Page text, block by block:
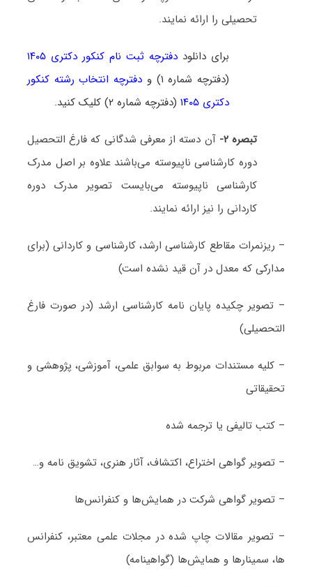
تحصیلی را ارائه نمایند.
برای دانلود دفترچه ثبت نام کنکور دکتری ۱۴۰۵
(دفترچه شماره ۱) و
دفترچه انتخاب رشته کنکور
دکتری ۱۴۰۵
(دفترچه شماره ۲) کلیک کنید.
تبصره ۲-
آن دسته از معرفی شدگانی که فارغ التحصیل
دوره کارشناسی ناپیوسته می‌باشند علاوه بر اصل مدرک
کارشناسی ناپیوسته می‌بایست تصویر مدرک دوره
کاردانی را نیز ارائه نمایند.
– ریزنمرات مقاطع کارشناسی ارشد، کارشناسی و کاردانی (برای
مدارکی که معدل در آن قید نشده است)
– تصویر چکیده پایان نامه کارشناسی ارشد (در صورت فارغ
التحصیلی)
– کلیه مستندات مربوط به سوابق علمی، آموزشی، پژوهشی و
تحقیقاتی
– کتب تالیفی یا ترجمه شده
– تصویر گواهی اختراع، اکتشاف، آثار هنری، تشویق نامه و…
– تصویر گواهی شرکت در همایش‌ها و کنفرانس‌ها
– تصویر مقالات چاپ شده در مجلات علمی معتبر، کنفرانس
ها، سمینارها و همایش‌ها (گواهینامه)